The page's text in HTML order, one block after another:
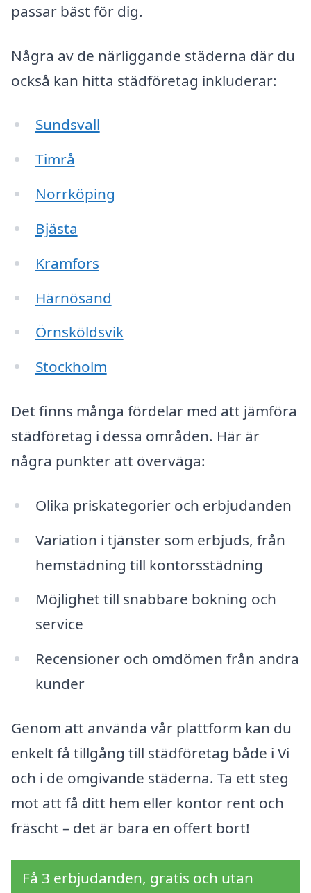
passar bäst för dig.
Några av de närliggande städerna där du
också kan hitta städföretag inkluderar:
Sundsvall
Timrå
Norrköping
Bjästa
Kramfors
Härnösand
Örnsköldsvik
Stockholm
Det finns många fördelar med att jämföra
städföretag i dessa områden. Här är
några punkter att överväga:
Olika priskategorier och erbjudanden
Variation i tjänster som erbjuds, från
hemstädning till kontorsstädning
Möjlighet till snabbare bokning och
service
Recensioner och omdömen från andra
kunder
Genom att använda vår plattform kan du
enkelt få tillgång till städföretag både i Vi
och i de omgivande städerna. Ta ett steg
mot att få ditt hem eller kontor rent och
fräscht – det är bara en offert bort!
Få 3 erbjudanden, gratis och utan